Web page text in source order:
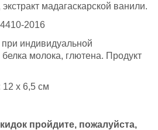
экстракт мадагаскарской ванили.
2016
индивидуальной
молока, глютена. Продукт
12 x 6,5 см
пройдите, пожалуйста,